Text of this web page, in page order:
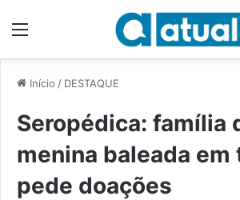
Início / DESTAQUE
Seropédica: família
menina baleada
pede doações